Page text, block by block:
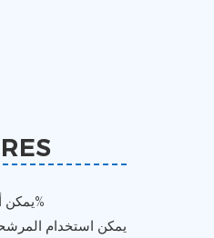
1. يمكن أن يصل معدل إزالة الغبار إلى 90-95%
2. يمكن استخدام المرشحات لمدة 3-7 أيام